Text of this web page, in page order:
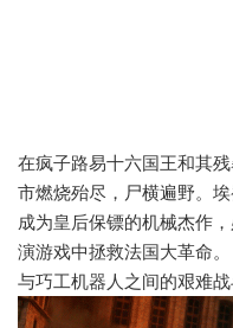
在疯子路易十六国王和其
市燃烧殆尽，尸横遍野。
成为皇后保镖的机械杰作
演游戏中拯救法国大革命。
与巧工机器人之间的艰难